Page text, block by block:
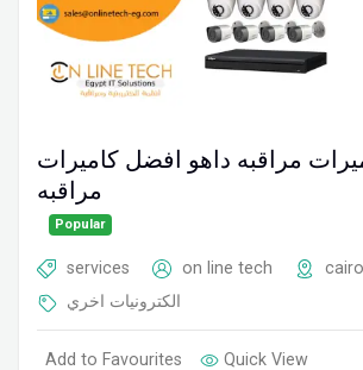
مراقبه داهو افضل كاميرات
مراقبه
Popular
services on line tech cairo
الكترونيات اخري
Add to Favourites Quick View